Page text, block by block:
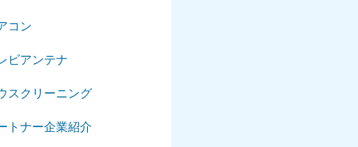
コン
ビアンテナ
スクリーニング
トナー企業紹介